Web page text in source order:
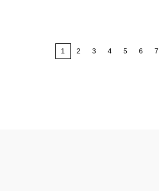
1 2 3 4 5 6 7